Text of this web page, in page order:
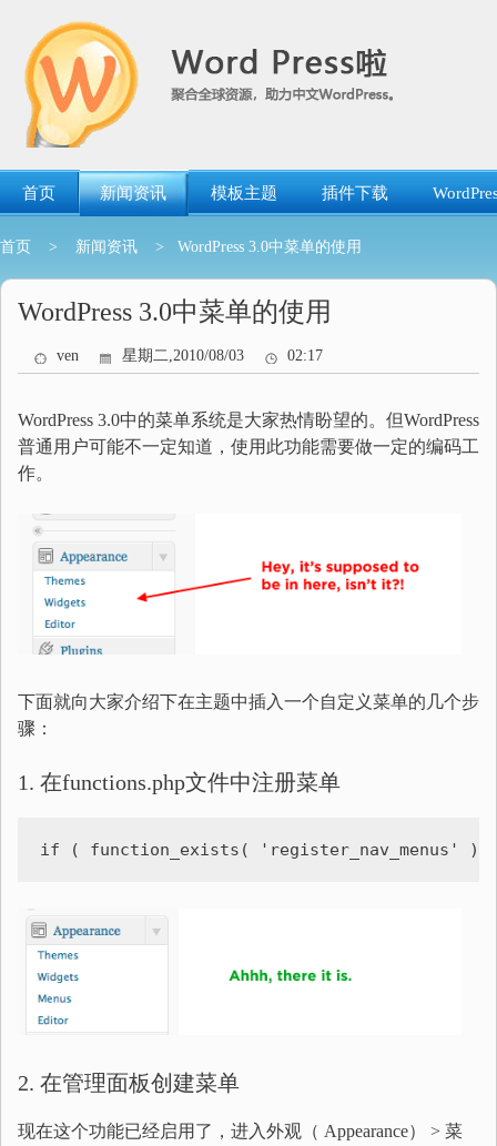
首页 新闻资讯 模板主题 插件下载
首页 > 新闻资讯 > WordPress 3.0中菜单的使用
WordPress 3.0中菜单的使用
ven 星期二,2010/08/03 02:17
WordPress 3.0中的菜单系统是大家热情盼望的。但WordPress
普通用户可能不一定知道，使用此功能需要做一定的编码工
作。
下面就向大家介绍下在主题中插入一个自定义菜单的几个步
骤：
1. 在functions.php文件中注册菜单
if ( function_exists( 'register_nav_menus'
2. 在管理面板创建菜单
现在这个功能已经启用了，进入外观（ Appearance） > 菜